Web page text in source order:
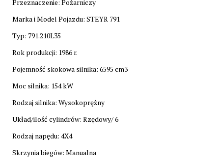
Przeznaczenie: Pożarniczy
Marka i Model Pojazdu: STEYR 791
Typ: 791.210L35
Rok produkcji: 1986 r.
Pojemność skokowa silnika: 6595 cm3
Moc silnika: 154 kW
Rodzaj silnika: Wysokoprężny
Układ/ilość cylindrów: Rzędowy/ 6
Rodzaj napędu: 4X4
Skrzynia biegów: Manualna